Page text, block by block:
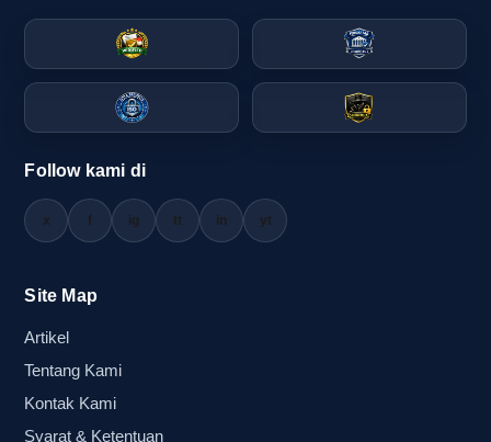
Alasan pemesanan online lebih aman
saat H-3 sampai H-1
Ketika waktu sudah mepet, pemesanan online
bisa dilakukan lebih cepat dan terdokumentasi.
Pembeli bisa langsung cek katalog, memilih
model yang sesuai, mengirim logo, lalu
berpindah tempat. Cara ini sangat membantu saat
memastikan semua detail tercatat dengan jelas.
Follow kami di
x f ig tt in yt
Site Map
Artikel
Tentang Kami
Kontak Kami
Syarat & Ketentuan